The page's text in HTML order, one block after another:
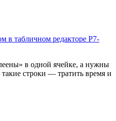
в табличном редакторе Р7-
в одной ячейке, а нужны
строки — тратить время и